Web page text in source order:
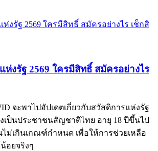
ห่งรัฐ 2569 ใครมีสิทธิ์ สมัครอย่างไร
จะพาไปอัปเดตเกี่ยวกับสวัสดิการแห่งรัฐ
เป็นประชาชนสัญชาติไทย อายุ 18 ปีขึ้นไป
ม่เกินเกณฑ์กำหนด เพื่อให้การช่วยเหลือ
อยจริงๆ